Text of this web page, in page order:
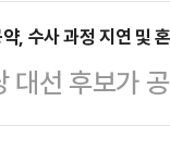
조계에 따르
는 박모씨에
도망의…
화된 여론을
재명 후보 비
들은 특히,
, 수사 과정 지연 및
대선 후보가
고했다. 법조